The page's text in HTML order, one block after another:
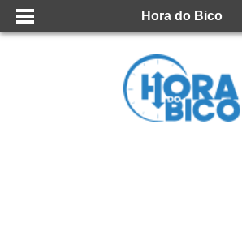
Hora do Bico